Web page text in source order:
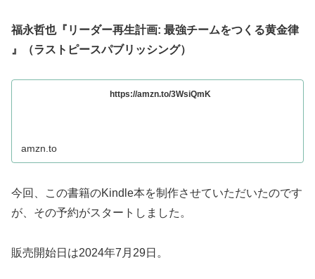
福永哲也『リーダー再生計画: 最強チームをつくる黄金律
』（ラストピースパブリッシング）
https://amzn.to/3WsiQmK
amzn.to
今回、この書籍のKindle本を制作させていただいたのです
が、その予約がスタートしました。
販売開始日は2024年7月29日。